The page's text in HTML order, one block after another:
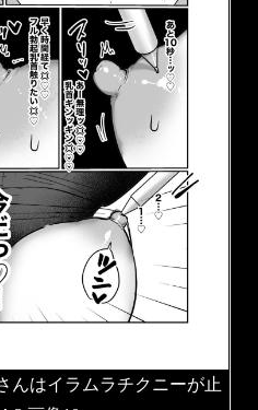
んはイラムラチクニーが止